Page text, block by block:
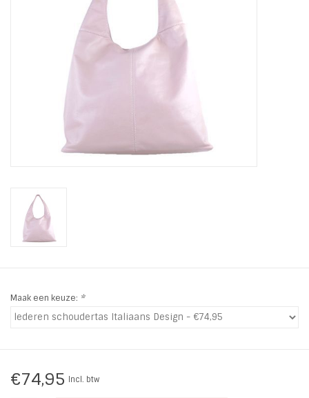
Ohlala Jewels
LIFESTYLE PRODUCTEN
SALE
Maak een keuze: *
€74,95 Incl. btw